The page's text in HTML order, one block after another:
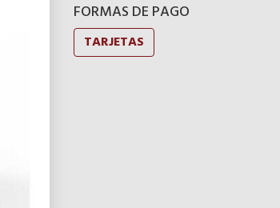
FORMAS DE PAGO
TARJETAS